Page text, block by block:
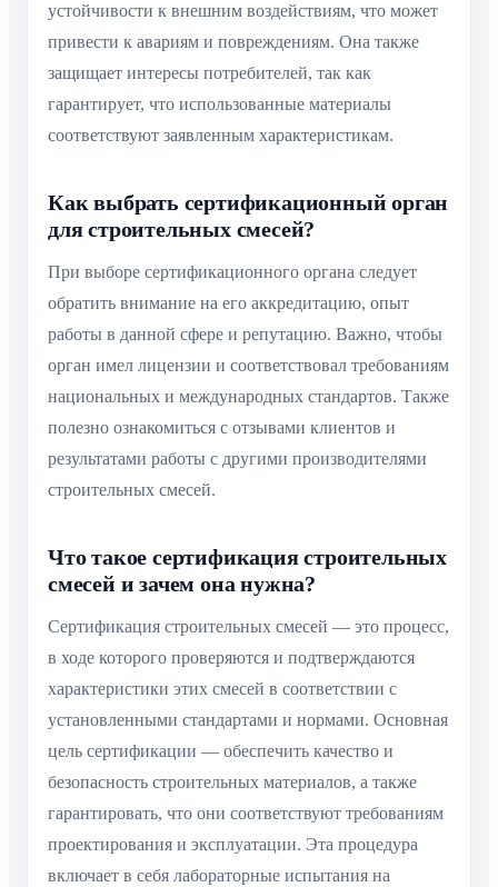
устойчивости к внешним воздействиям, что может
привести к авариям и повреждениям. Она также
защищает интересы потребителей, так как
гарантирует, что использованные материалы
соответствуют заявленным характеристикам.
Как выбрать сертификационный орган
для строительных смесей?
При выборе сертификационного органа следует
обратить внимание на его аккредитацию, опыт
работы в данной сфере и репутацию. Важно, чтобы
орган имел лицензии и соответствовал требованиям
национальных и международных стандартов. Также
полезно ознакомиться с отзывами клиентов и
результатами работы с другими производителями
строительных смесей.
Что такое сертификация строительных
смесей и зачем она нужна?
Сертификация строительных смесей — это процесс,
в ходе которого проверяются и подтверждаются
характеристики этих смесей в соответствии с
установленными стандартами и нормами. Основная
цель сертификации — обеспечить качество и
безопасность строительных материалов, а также
гарантировать, что они соответствуют требованиям
проектирования и эксплуатации. Эта процедура
включает в себя лабораторные испытания на